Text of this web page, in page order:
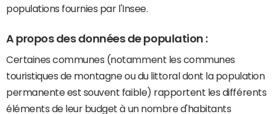
populations fournies par l'Insee.
A propos des données de population :
Certaines communes (notamment les communes
touristiques de montagne ou du littoral dont la population
permanente est souvent faible) rapportent les différents
éléments de leur budget à un nombre d'habitants